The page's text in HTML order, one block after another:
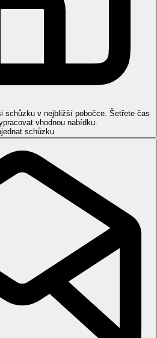
schůzku v nejbližší pobočce. Šetřete čas
vhodnou nabídku.
schůzku